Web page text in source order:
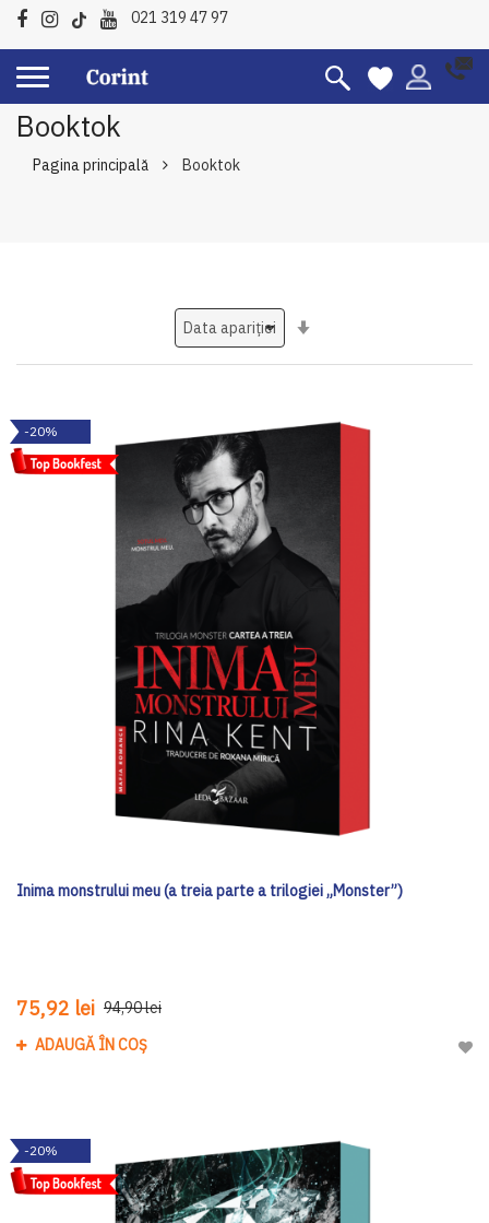
021 319 47 97
Booktok
Pagina principală Booktok
-20%
Inima monstrului meu (a treia parte a trilogiei „Monster”)
75,92 lei 94,90 lei
ADAUGĂ ÎN COȘ
-20%